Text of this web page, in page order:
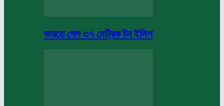
ভারতে গেল ৩৭ মেট্রিক টন ইলিশ